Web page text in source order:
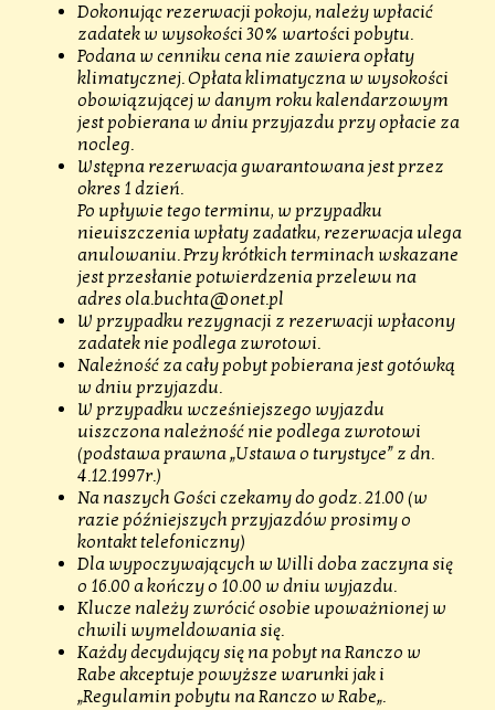
Dokonując rezerwacji pokoju, należy wpłacić
zadatek w wysokości 30% wartości pobytu.
Podana w cenniku cena nie zawiera opłaty
klimatycznej. Opłata klimatyczna w wysokości
obowiązującej w danym roku kalendarzowym
jest pobierana w dniu przyjazdu przy opłacie za
nocleg.
Wstępna rezerwacja gwarantowana jest przez
okres 1 dzień.
Po upływie tego terminu, w przypadku
nieuiszczenia wpłaty zadatku, rezerwacja ulega
anulowaniu. Przy krótkich terminach wskazane
jest przesłanie potwierdzenia przelewu na
adresola.buchta@onet.pl
W przypadku rezygnacji z rezerwacji wpłacony
zadatek nie podlega zwrotowi.
Należność za cały pobyt pobierana jest gotówką
w dniu przyjazdu.
W przypadku wcześniejszego wyjazdu
uiszczona należność nie podlega zwrotowi
(podstawa prawna „Ustawa o turystyce” z dn.
4.12.1997r.)
Na naszych Gości czekamy do godz. 21.00 (w
razie późniejszych przyjazdów prosimy o
kontakt telefoniczny)
Dla wypoczywających w Willi doba zaczyna się
o 16.00 a kończy o 10.00 w dniu wyjazdu.
Klucze należy zwrócić osobie upoważnionej w
chwili wymeldowania się.
Każdy decydujący się na pobyt na Ranczo w
Rabe akceptuje powyższe warunki jak i
„Regulamin pobytu na Ranczo w Rabe„.